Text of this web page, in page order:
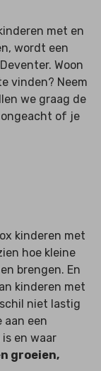
met en
wordt een
Woon
vinden? Neem
we graag de
of je
kinderen met
hoe kleine
brengen. En
kinderen met
niet lastig
aan een
en waar
groeien,